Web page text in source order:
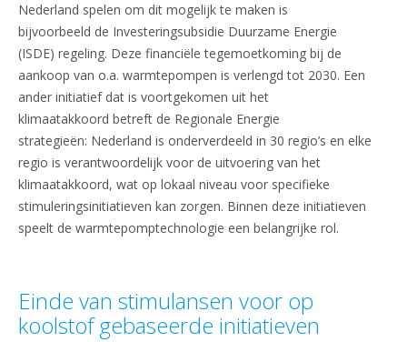
Nederland spelen om dit mogelijk te maken is
bijvoorbeeld de Investeringsubsidie Duurzame Energie
(ISDE) regeling. Deze financiële tegemoetkoming bij de
aankoop van o.a. warmtepompen is verlengd tot 2030. Een
ander initiatief dat is voortgekomen uit het
klimaatakkoord betreft de Regionale Energie
strategieën: Nederland is onderverdeeld in 30 regio’s en elke
regio is verantwoordelijk voor de uitvoering van het
klimaatakkoord, wat op lokaal niveau voor specifieke
stimuleringsinitiatieven kan zorgen. Binnen deze initiatieven
speelt de warmtepomptechnologie een belangrijke rol.
Einde van stimulansen voor op
koolstof gebaseerde initiatieven